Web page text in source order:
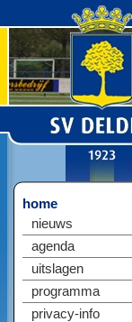
home
nieuws
agenda
uitslagen
programma
privacy-info